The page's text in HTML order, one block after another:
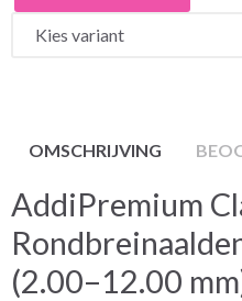
OMSCHRIJVING
AddiPremium
(2.00–12.00